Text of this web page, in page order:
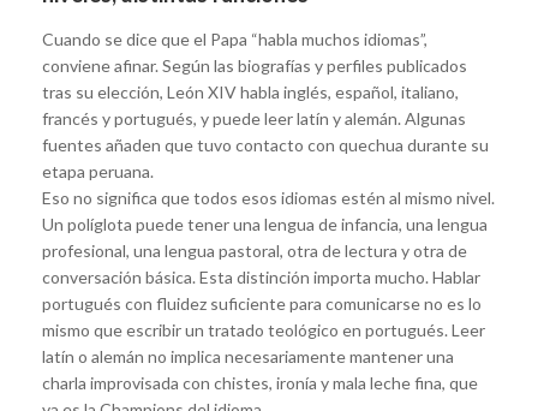
Cuando se dice que el Papa “habla muchos idiomas”,
conviene afinar. Según las biografías y perfiles publicados
tras su elección, León XIV habla inglés, español, italiano,
francés y portugués, y puede leer latín y alemán. Algunas
fuentes añaden que tuvo contacto con quechua durante su
etapa peruana.
Eso no significa que todos esos idiomas estén al mismo nivel.
Un políglota puede tener una lengua de infancia, una lengua
profesional, una lengua pastoral, otra de lectura y otra de
conversación básica. Esta distinción importa mucho. Hablar
portugués con fluidez suficiente para comunicarse no es lo
mismo que escribir un tratado teológico en portugués. Leer
latín o alemán no implica necesariamente mantener una
charla improvisada con chistes, ironía y mala leche fina, que